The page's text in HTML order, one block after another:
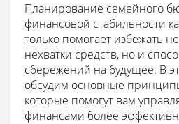
Планирование семейного
финансовой стабильности
только помогает избежать
нехватки средств, но и
сбережений на будущее. В
обсудим основные
которые помогут вам
финансами более